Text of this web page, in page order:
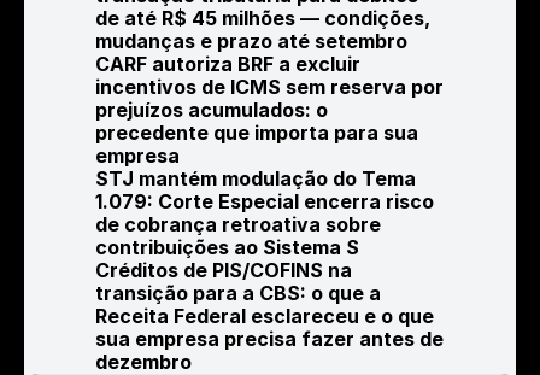
de até R$ 45 milhões — condições,
mudanças e prazo até setembro
CARF autoriza BRF a excluir
incentivos de ICMS sem reserva por
prejuízos acumulados: o
precedente que importa para sua
empresa
STJ mantém modulação do Tema
1.079: Corte Especial encerra risco
de cobrança retroativa sobre
contribuições ao Sistema S
Créditos de PIS/COFINS na
transição para a CBS: o que a
Receita Federal esclareceu e o que
sua empresa precisa fazer antes de
dezembro